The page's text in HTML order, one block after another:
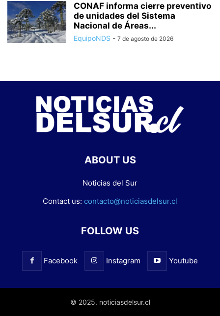
CONAF informa cierre preventivo
de unidades del Sistema
Nacional de Áreas...
EquipoNDS - 7 de agosto de 2026
ABOUT US
Noticias del Sur
Contact us: contacto@noticiasdelsur.cl
FOLLOW US
Facebook Instagram Youtube
© 2025. noticiasdelsur.cl